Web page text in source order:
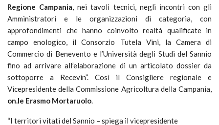
Regione Campania , nei tavoli tecnici, negli incontri con gli
Amministratori e le organizzazioni di categoria, con
approfondimenti che hanno coinvolto realtà qualificate in
campo enologico, il Consorzio Tutela Vini, la Camera di
Commercio di Benevento e l’Università degli Studi del Sannio
fino ad arrivare all’elaborazione di un articolato dossier da
sottoporre a Recevin”. Così il Consigliere regionale e
Vicepresidente della Commissione Agricoltura della Campania,
on.le Erasmo Mortaruolo
“I territori vitati del Sannio – spiega il vicepresidente